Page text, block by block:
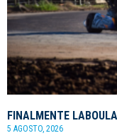
FINALMENTE
5 AGOSTO, 2026